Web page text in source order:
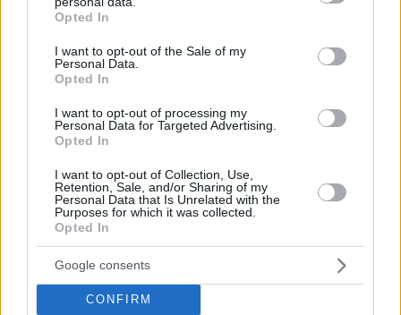
grant or deny consent to Google and its third-party tags to
use your data for below specified purposes in below Google
consent section.
Opted In
I want to opt-out of the Sale of my
Personal Data.
Opted In
I want to opt-out of processing my
Personal Data for Targeted Advertising.
Opted In
I want to opt-out of Collection, Use,
Retention, Sale, and/or Sharing of my
Personal Data that Is Unrelated with the
Purposes for which it was collected.
Opted In
Google consents
CONFIRM
Best of Network